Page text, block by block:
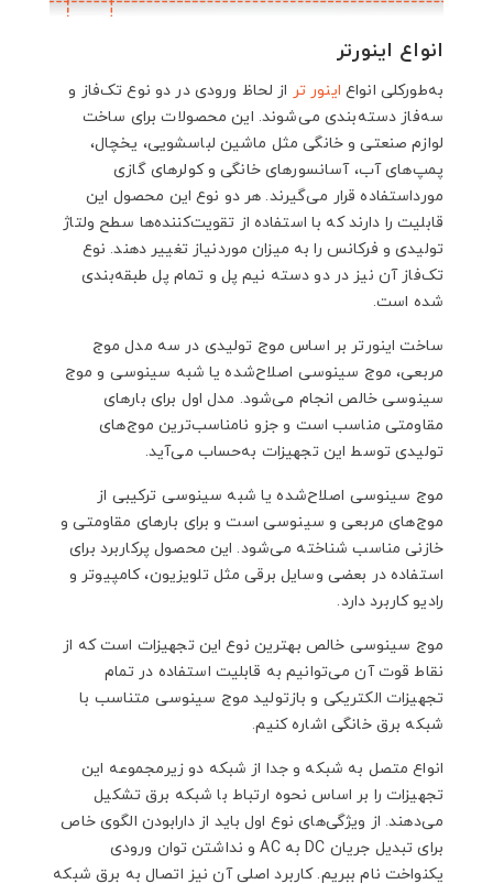
انواع اینورتر
به‌طورکلی انواع اینور تر از لحاظ ورودی در دو نوع تک‌فاز و
سه‌فاز دسته‌بندی می‌شوند. این محصولات برای ساخت
لوازم صنعتی و خانگی مثل ماشین لباسشویی، یخچال،
پمپ‌های آب، آسانسورهای خانگی و کولرهای گازی
مورداستفاده قرار می‌گیرند. هر دو نوع این محصول این
قابلیت را دارند که با استفاده از تقویت‌کننده‌ها سطح ولتاژ
تولیدی و فرکانس را به میزان موردنیاز تغییر دهند. نوع
تک‌فاز آن نیز در دو دسته نیم پل و تمام پل طبقه‌بندی
شده است.
ساخت اینورتر بر اساس موج تولیدی در سه مدل موج
مربعی، موج سینوسی اصلاح‌شده یا شبه سینوسی و موج
سینوسی خالص انجام می‌شود. مدل اول برای بارهای
مقاومتی مناسب است و جزو نامناسب‌ترین موج‌های
تولیدی توسط این تجهیزات به‌حساب می‌آید.
موج سینوسی اصلاح‌شده یا شبه سینوسی ترکیبی از
موج‌های مربعی و سینوسی است و برای بارهای مقاومتی و
خازنی مناسب شناخته می‌شود. این محصول پرکاربرد برای
استفاده در بعضی وسایل برقی مثل تلویزیون، کامپیوتر و
رادیو کاربرد دارد.
موج سینوسی خالص بهترین نوع این تجهیزات است که از
نقاط قوت آن می‌توانیم به قابلیت استفاده در تمام
تجهیزات الکتریکی و بازتولید موج سینوسی متناسب با
شبکه برق خانگی اشاره کنیم.
انواع متصل به شبکه و جدا از شبکه دو زیرمجموعه این
تجهیزات را بر اساس نحوه ارتباط با شبکه برق تشکیل
می‌دهند. از ویژگی‌های نوع اول باید از دارابودن الگوی خاص
برای تبدیل جریان DC به AC و نداشتن توان ورودی
یکنواخت نام ببریم. کاربرد اصلی آن نیز اتصال به برق شبکه